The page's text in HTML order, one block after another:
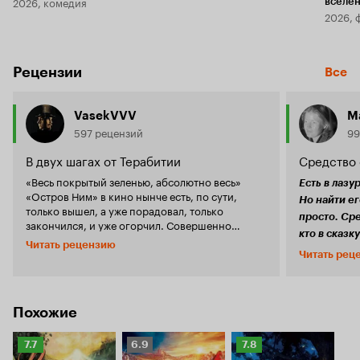
2026,
Рецензии Все
VasekVVV
597 рецензий
В двух шагах от Терабитии
«Весь покрытый зеленью, абсолютно весь»
«Остров Ним» в кино нынче есть, по сути,
только вышел, а уже порадовал, только
закончился, и уже огорчил. Совершенно
предсказуемый парадокс. Задорное начало,
веселое повествование, отчаянные
ходу, банальными кино... при нём, при нём
поворотов в духе «Моста в Терабитию», хотя
бы, потому что детей здесь всего один штук, а
Читать рецензию
Средство
Есть в
Но найти
просто.
кто в
Людям
в моих
энергии и
сеанса
Читать
Похожие
Рейтинг
7.7
Рейтинг
6.9
Рейтинг
7.8